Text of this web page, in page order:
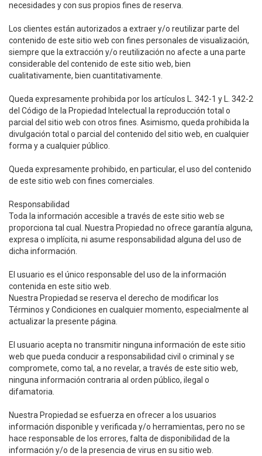
necesidades y con sus propios fines de reserva.
Los clientes están autorizados a extraer y/o reutilizar parte del
contenido de este sitio web con fines personales de visualización,
siempre que la extracción y/o reutilización no afecte a una parte
considerable del contenido de este sitio web, bien
cualitativamente, bien cuantitativamente.
Queda expresamente prohibida por los artículos L. 342-1 y L. 342-2
del Código de la Propiedad Intelectual la reproducción total o
parcial del sitio web con otros fines. Asimismo, queda prohibida la
divulgación total o parcial del contenido del sitio web, en cualquier
forma y a cualquier público.
Queda expresamente prohibido, en particular, el uso del contenido
de este sitio web con fines comerciales.
Responsabilidad
Toda la información accesible a través de este sitio web se
proporciona tal cual. Nuestra Propiedad no ofrece garantía alguna,
expresa o implícita, ni asume responsabilidad alguna del uso de
dicha información.
El usuario es el único responsable del uso de la información
contenida en este sitio web.
Nuestra Propiedad se reserva el derecho de modificar los
Términos y Condiciones en cualquier momento, especialmente al
actualizar la presente página.
El usuario acepta no transmitir ninguna información de este sitio
web que pueda conducir a responsabilidad civil o criminal y se
compromete, como tal, a no revelar, a través de este sitio web,
ninguna información contraria al orden público, ilegal o
difamatoria.
Nuestra Propiedad se esfuerza en ofrecer a los usuarios
información disponible y verificada y/o herramientas, pero no se
hace responsable de los errores, falta de disponibilidad de la
información y/o de la presencia de virus en su sitio web.